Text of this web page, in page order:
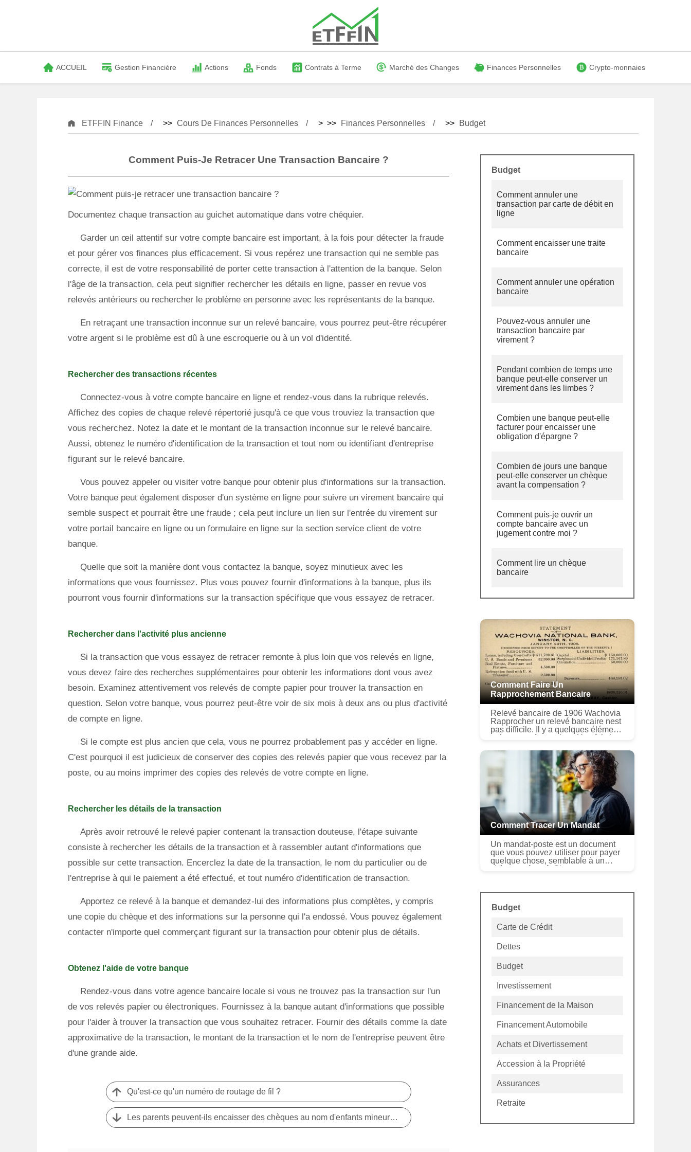
ACCUEIL Gestion Financière Actions Fonds Contrats à Terme Marché des Changes Finances Personnelles Crypto-monnaies
ETFFIN Finance >> Cours De Finances Personnelles > >> Finances Personnelles >> Budget
Comment Puis-Je Retracer Une Transaction Bancaire ?
Documentez chaque transaction au guichet automatique dans votre chéquier.
Garder un œil attentif sur votre compte bancaire est important, à la fois pour détecter la fraude
et pour gérer vos finances plus efficacement. Si vous repérez une transaction qui ne semble pas
correcte, il est de votre responsabilité de porter cette transaction à l'attention de la banque. Selon
l'âge de la transaction, cela peut signifier rechercher les détails en ligne, passer en revue vos
relevés antérieurs ou rechercher le problème en personne avec les représentants de la banque.
En retraçant une transaction inconnue sur un relevé bancaire, vous pourrez peut-être récupérer
votre argent si le problème est dû à une escroquerie ou à un vol d'identité.
Rechercher des transactions récentes
Connectez-vous à votre compte bancaire en ligne et rendez-vous dans la rubrique relevés.
Affichez des copies de chaque relevé répertorié jusqu'à ce que vous trouviez la transaction que
vous recherchez. Notez la date et le montant de la transaction inconnue sur le relevé bancaire.
Aussi, obtenez le numéro d'identification de la transaction et tout nom ou identifiant d'entreprise
figurant sur le relevé bancaire.
Vous pouvez appeler ou visiter votre banque pour obtenir plus d'informations sur la transaction.
Votre banque peut également disposer d'un système en ligne pour suivre un virement bancaire qui
semble suspect et pourrait être une fraude ; cela peut inclure un lien sur l'entrée du virement sur
votre portail bancaire en ligne ou un formulaire en ligne sur la section service client de votre
banque.
Quelle que soit la manière dont vous contactez la banque, soyez minutieux avec les
informations que vous fournissez. Plus vous pouvez fournir d'informations à la banque, plus ils
pourront vous fournir d'informations sur la transaction spécifique que vous essayez de retracer.
Rechercher dans l'activité plus ancienne
Si la transaction que vous essayez de retracer remonte à plus loin que vos relevés en ligne,
vous devez faire des recherches supplémentaires pour obtenir les informations dont vous avez
besoin. Examinez attentivement vos relevés de compte papier pour trouver la transaction en
question. Selon votre banque, vous pourrez peut-être voir de six mois à deux ans ou plus d'activité
de compte en ligne.
Si le compte est plus ancien que cela, vous ne pourrez probablement pas y accéder en ligne.
C'est pourquoi il est judicieux de conserver des copies des relevés papier que vous recevez par la
poste, ou au moins imprimer des copies des relevés de votre compte en ligne.
Rechercher les détails de la transaction
Après avoir retrouvé le relevé papier contenant la transaction douteuse, l'étape suivante
consiste à rechercher les détails de la transaction et à rassembler autant d'informations que
possible sur cette transaction. Encerclez la date de la transaction, le nom du particulier ou de
l'entreprise à qui le paiement a été effectué, et tout numéro d'identification de transaction.
Apportez ce relevé à la banque et demandez-lui des informations plus complètes, y compris
une copie du chèque et des informations sur la personne qui l'a endossé. Vous pouvez également
contacter n'importe quel commerçant figurant sur la transaction pour obtenir plus de détails.
Obtenez l'aide de votre banque
Rendez-vous dans votre agence bancaire locale si vous ne trouvez pas la transaction sur l'un
de vos relevés papier ou électroniques. Fournissez à la banque autant d'informations que possible
pour l'aider à trouver la transaction que vous souhaitez retracer. Fournir des détails comme la date
approximative de la transaction, le montant de la transaction et le nom de l'entreprise peuvent être
d'une grande aide.
Qu'est-ce qu'un numéro de routage de fil ?
Les parents peuvent-ils encaisser des chèques au nom d'enfants mineurs ?
Budget
Comment annuler une
transaction par carte de débit en
ligne
Comment encaisser une traite
bancaire
Comment annuler une opération
bancaire
Pouvez-vous annuler une
transaction bancaire par
virement ?
Pendant combien de temps une
banque peut-elle conserver un
virement dans les limbes ?
Combien une banque peut-elle
facturer pour encaisser une
obligation d'épargne ?
Combien de jours une banque
peut-elle conserver un chèque
avant la compensation ?
Comment puis-je ouvrir un
compte bancaire avec un
jugement contre moi ?
Comment lire un chèque
bancaire
Comment Faire Un
Rapprochement Bancaire
Relevé bancaire de 1906 Wachovia
Rapprocher un relevé bancaire nest
pas difficile. Il y a quelques éléments
qui seront nécessaires. Une fois les
relevé de la banque, f...
Comment Tracer Un Mandat
Un mandat-poste est un document
que vous pouvez utiliser pour payer
quelque chose, semblable à un
chèque prépayé. Si vous envoyez
d...
Budget
Carte de Crédit
Dettes
Budget
Investissement
Financement de la Maison
Financement Automobile
Achats et Divertissement
Accession à la Propriété
Assurances
Retraite